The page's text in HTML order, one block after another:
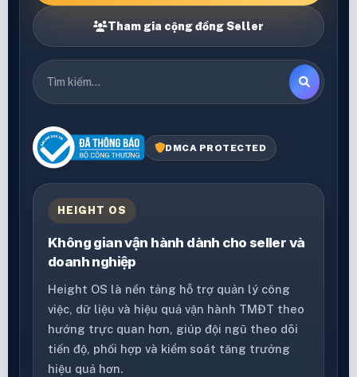
Tham gia cộng đồng Seller
DMCA PROTECTED
HEIGHT OS
Không gian vận hành dành cho seller và
doanh nghiệp
Height OS là nền tảng hỗ trợ quản lý công
việc, dữ liệu và hiệu quả vận hành TMĐT theo
hướng trực quan hơn, giúp đội ngũ theo dõi
tiến độ, phối hợp và kiểm soát tăng trưởng
hiệu quả hơn.